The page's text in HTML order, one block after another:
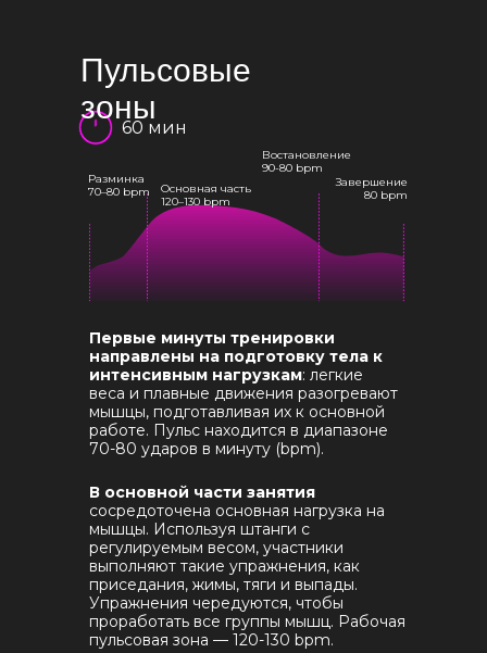
Основная часть
120–130 bpm
60 мин
Востановление
90-80 bpm
Завершение
80 bpm
Первые минуты тренировки
направлены на подготовку тела к
интенсивным нагрузкам: легкие
веса и плавные движения разогревают
мышцы, подготавливая их к основной
работе. Пульс находится в диапазоне
70-80 ударов в минуту (bpm).
Разминка
70–80 bpm
В основной части занятия
сосредоточена основная нагрузка на
мышцы. Используя штанги с
регулируемым весом, участники
выполняют такие упражнения, как
приседания, жимы, тяги и выпады.
Упражнения чередуются, чтобы
проработать все группы мышц. Рабочая
пульсовая зона — 120-130 bpm.
Пульсовые
зоны